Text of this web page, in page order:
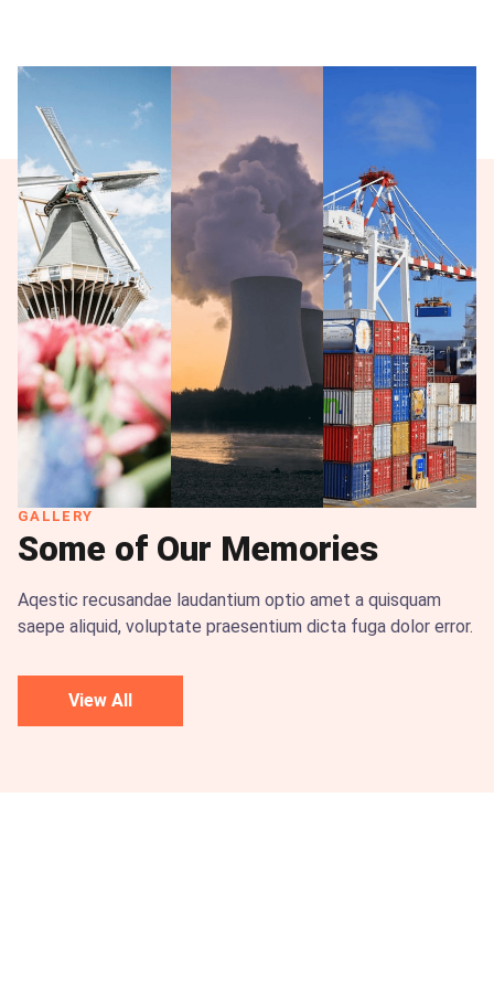
GALLERY
Some of Our Memories
Aqestic recusandae laudantium optio amet a quisquam
saepe aliquid, voluptate praesentium dicta fuga dolor error.
View All